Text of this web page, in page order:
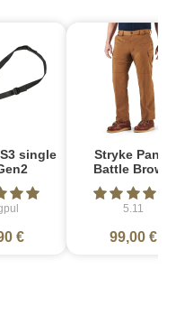
single
€
Stryke Pant -
Battle Brown
5.11
99,00 €